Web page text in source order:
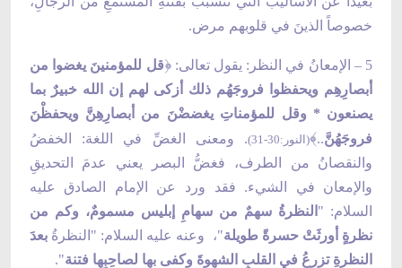
خصوصاً الذينَ في قلوبهم مرض.
5 – الإمعانُ في النظر: يقول تعالى: ﴿قل للمؤمنينَ يغضوا من
أبصارِهِم ويحفظوا فروجَهُم ذلك أزكى لهم إن الله خبيرٌ بما
يصنعون * وقل للمؤمناتِ يغضضْنَ من أبصارِهِنَّ ويحفظْنَ
فروجَهُنَّ..﴾(النور:30-31)
. ومعنى الغضِّ في اللغة: الخفضُ
والنقصانُ من الطرف، فغضُّ البصر يعني عدمَ التحديقِ
والإمعان في الشيء. فقد ورد عن الإمام الصادق عليه
السلام: " النظرةُ سهمٌ من سهامِ إبليس مسمومٌ، وكم من
نظرةٍ أورثَتْ حسرةً طويلة"، وعنه عليه السلام: "النظرةُبعدَ
النظرةِ تزرعُ في القلبِ الشهوةَ وكفى بها لصاحِبِها فتنة".